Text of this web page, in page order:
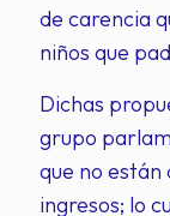
de carencia
niños que
Dichas
grupo
que no están
ingresos; lo